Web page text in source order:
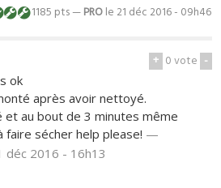
1185 pts —PRO le 21 déc 2016 - 09h46
+ 0vote -
ok
après avoir nettoyé.
et au bout de 3 minutes même
faire sécher help please! —
déc 2016 - 16h13